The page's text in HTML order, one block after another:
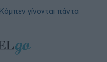
γίνονται πάντα